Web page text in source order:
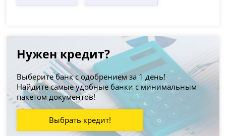
Нужен кредит?
Выберите банк с одобрением за 1 день!
Найдите самые удобные банки с минимальным
пакетом документов!
Выбрать кредит!